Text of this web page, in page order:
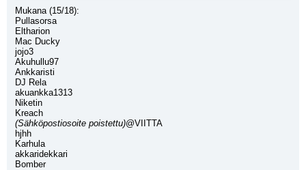
Mukana (15/18):
Pullasorsa
Eltharion
Mac Ducky
jojo3
Akuhullu97
Ankkaristi
DJ Rela
akuankka1313
Niketin
Kreach
(Sähköpostiosoite poistettu)@VIITTA
hjhh
Karhula
akkaridekkari
Bomber